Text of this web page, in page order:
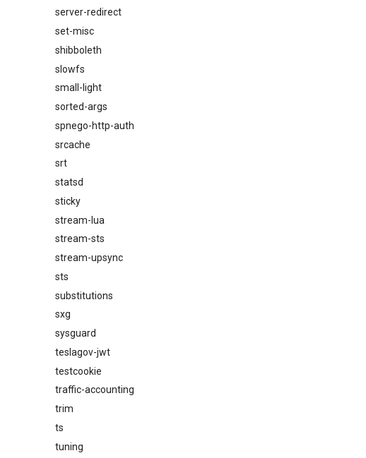
server-redirect
set-misc
shibboleth
slowfs
small-light
sorted-args
spnego-http-auth
srcache
srt
statsd
sticky
stream-lua
stream-sts
stream-upsync
sts
substitutions
sxg
sysguard
teslagov-jwt
testcookie
traffic-accounting
trim
ts
tuning